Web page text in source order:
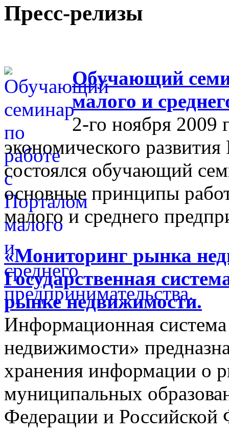
Пресс-релизы
Обучающий
малого и
2-го ноября 2009
экономического
состоялся обучающий
основные принципы
малого и среднего
«Мониторинг рынка
Государственная
рынке недвижимости.
Информационная
недвижимости»
хранения информации о
муниципальных
Федерации и Российской